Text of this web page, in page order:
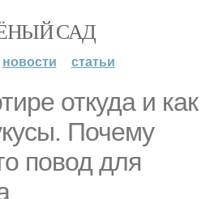
САД
новости статьи
откуда и как
Почему
повод для